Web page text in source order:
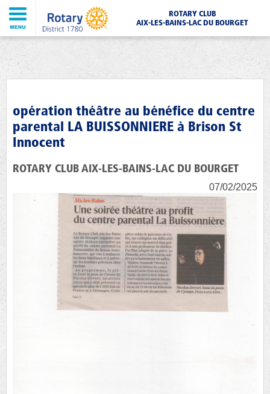
ROTARY CLUB
AIX-LES-BAINS-LAC DU BOURGET
opération théâtre au bénéfice du centre
parental LA BUISSONNIERE à Brison St
Innocent
ROTARY CLUB AIX-LES-BAINS-LAC DU BOURGET
07/02/2025